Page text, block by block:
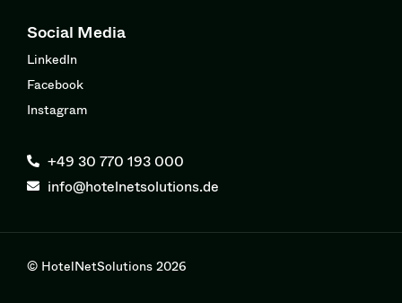
Social Media
LinkedIn
Facebook
Instagram
+49 30 770 193 000
info@hotelnetsolutions.de
© HotelNetSolutions 2026